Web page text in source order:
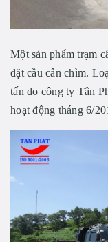
Một sản phẩm trạm
đặt cầu cân chìm.
tấn do công ty Tân
hoạt động tháng 6/